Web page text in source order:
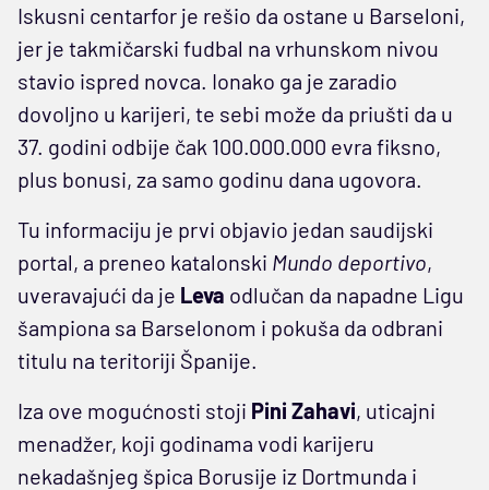
Iskusni centarfor je rešio da ostane u Barseloni,
jer je takmičarski fudbal na vrhunskom nivou
stavio ispred novca. Ionako ga je zaradio
dovoljno u karijeri, te sebi može da priušti da u
37. godini odbije čak 100.000.000 evra fiksno,
plus bonusi, za samo godinu dana ugovora.
Tu informaciju je prvi objavio jedan saudijski
portal, a preneo katalonski Mundo deportivo,
uveravajući da je Leva odlučan da napadne Ligu
šampiona sa Barselonom i pokuša da odbrani
titulu na teritoriji Španije.
Iza ove mogućnosti stoji Pini Zahavi, uticajni
menadžer, koji godinama vodi karijeru
nekadašnjeg špica Borusije iz Dortmunda i